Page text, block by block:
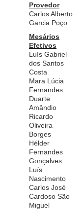
Provedor
Carlos Alberto
Garcia Poço
Mesários
Efetivos
Luís Gabriel
dos Santos
Costa
Mara Lúcia
Fernandes
Duarte
Amândio
Ricardo
Oliveira
Borges
Hélder
Fernandes
Gonçalves
Luís
Nascimento
Carlos José
Cardoso São
Miguel